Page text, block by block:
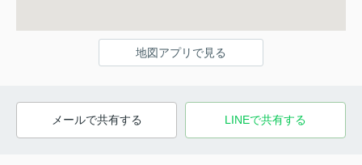
地図アプリで見る
メールで共有する LINEで共有する